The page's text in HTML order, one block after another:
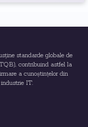
standarde globale de
contribuind astfel la
a cunoștințelor din
IT.